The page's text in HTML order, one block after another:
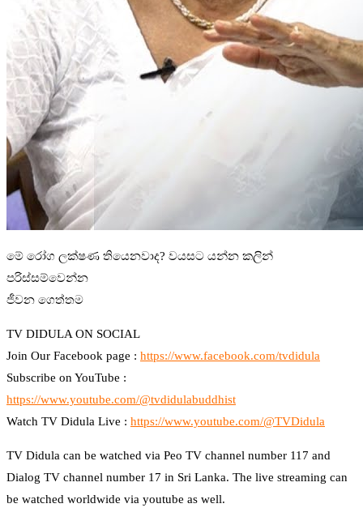
මේ රෝග ලක්ෂණ තියෙනවාද? වයසට යන්න කලින්
පරිස්සම්වෙන්න
ජීවන ගෙත්තම
TV DIDULA ON SOCIAL
Join Our Facebook page : https://www.facebook.com/tvdidula
Subscribe on YouTube :
https://www.youtube.com/@tvdidulabuddhist
Watch TV Didula Live : https://www.youtube.com/@TVDidula
TV Didula can be watched via Peo TV channel number 117 and
Dialog TV channel number 17 in Sri Lanka. The live streaming can
be watched worldwide via youtube as well.